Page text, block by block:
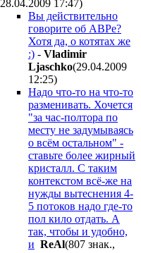
28.04.2009 17:47)
Вы действительно
говорите об АВРе?
Хотя да, о котятах же
:) - Vladimir
Ljaschko(29.04.2009
12:25)
Надо что-то на что-то
разменивать. Хочется
"за час-полтора по
месту не задумываясь
о всём остальном" -
ставьте более жирный
кристалл. С таким
контекстом всё-же на
нужды вытеснения 4-
5 потоков надо где-то
пол кило отдать. А
так, чтобы и удобно,
и ReAl(807 знак.,